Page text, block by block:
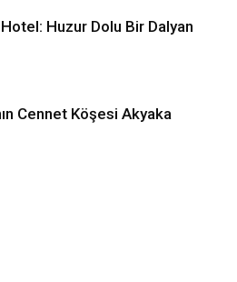
Huzur Dolu Bir Dalyan
Cennet Köşesi Akyaka